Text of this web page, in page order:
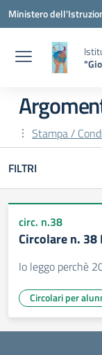
Vai ai contenuti
Vai al menu di
Vai al footer
Ministero
Stampa /
FILTRI
circ. n.38
Circolare n.
Io leggo perchè
Circolari per